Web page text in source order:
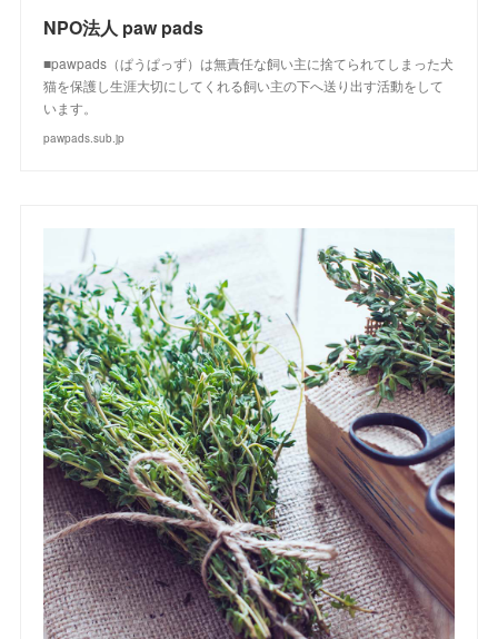
NPO法人 paw pads
■pawpads（ぱうぱっず）は無責任な飼い主に捨てられてしまった犬
猫を保護し生涯大切にしてくれる飼い主の下へ送り出す活動をして
います。
pawpads.sub.jp